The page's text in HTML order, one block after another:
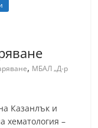
, МБАЛ „Д-р
Казанлък и
хематология –